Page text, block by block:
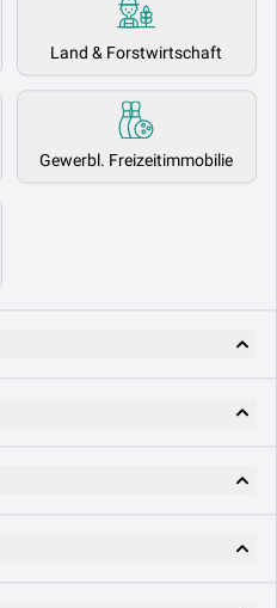
Land & Forstwirtschaft
Gewerbl. Freizeitimmobilie